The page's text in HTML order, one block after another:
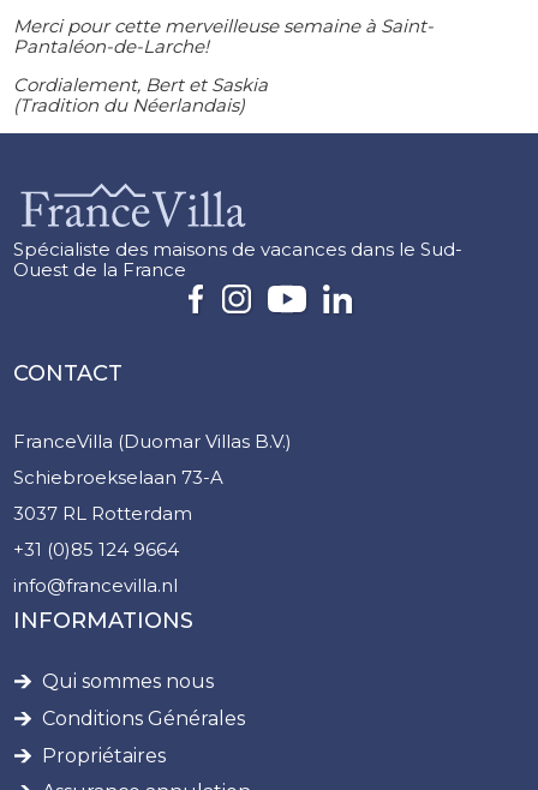
Merci pour cette merveilleuse semaine à Saint-
Pantaléon-de-Larche!
Cordialement, Bert et Saskia
(Tradition du Néerlandais)
Spécialiste des maisons de vacances dans le Sud-
Ouest de la France
CONTACT
FranceVilla (Duomar Villas B.V.)
Schiebroekselaan 73-A
3037 RL Rotterdam
+31 (0)85 124 9664
info@francevilla.nl
INFORMATIONS
Qui sommes nous
Conditions Générales
Propriétaires